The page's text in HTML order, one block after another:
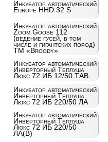
Инкубатор автоматический
Europe HHD 32 S
Инкубатор автоматический
Zoom Goose 112
(ведение гусей, в том
числе и гигантских пород)
ТМ «Broody»
Инкубатор автоматический
Инверторный Теплуша
Люкс 72 ИБ 12/50 ТАВ
Инкубатор автоматический
Инверторный Теплуша
Люкс 72 ИБ 220/50 ЛА
Инкубатор автоматический
Инверторный Теплуша
Люкс 72 ИБ 220/50
ЛА(В)